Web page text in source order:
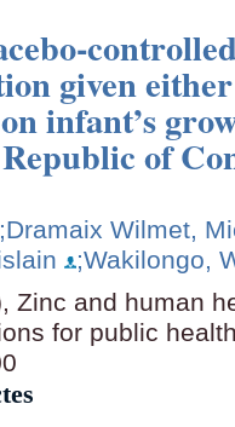
given
infant’s
of
;Dramaix Wilmet,
;Wakilongo,
Zinc and human
for public